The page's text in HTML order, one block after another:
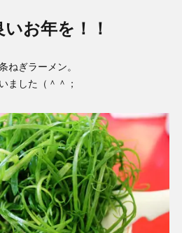
お年を！！
ねぎラーメン。
ました（＾＾；